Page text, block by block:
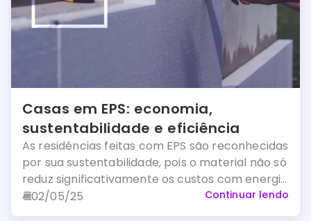
Casas em EPS: economia,
sustentabilidade e eficiência
As residências feitas com EPS são reconhecidas
por sua sustentabilidade, pois o material não só
reduz significativamente os custos com energia
e água, alcançando uma economia de quase
60%, mas também contribui para a redução
02/05/25 Continuar lendo